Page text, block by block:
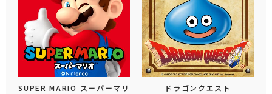
SUPER MARIO スーパーマリ
ドラゴンクエスト